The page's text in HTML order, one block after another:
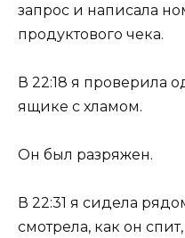
запрос и написала
продуктового чека.
В 22:18 я проверила
ящике с хламом.
Он был разряжен.
В 22:31 я сидела
смотрела, как он